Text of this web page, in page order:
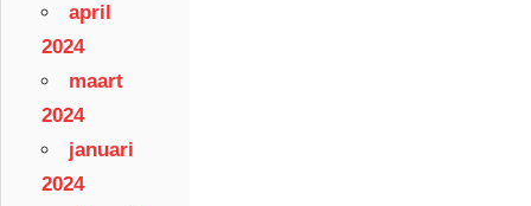
april
2024
maart
2024
januari
2024